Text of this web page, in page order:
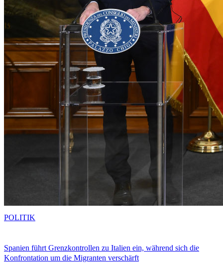
Spanien führt Grenzkontrollen zu Italien ein, während sich die
Konfrontation um die Migranten verschärft
POLITIK